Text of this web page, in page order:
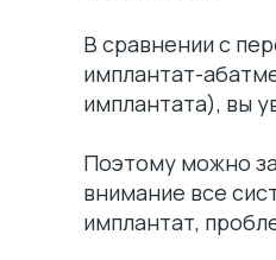
В сравнении с
имплантат-
имплантата), вы
Поэтому можно
внимание все
имплантат,